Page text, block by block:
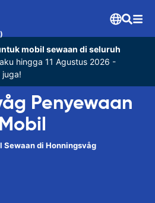
mobil sewaan di seluruh
hingga 11 Agustus 2026 -
Penyewaan
Mobil
Sewaan di Honningsvåg